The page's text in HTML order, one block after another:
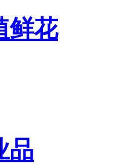
鲜花
品